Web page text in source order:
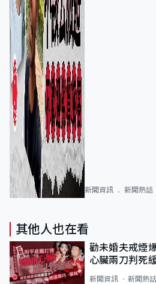
新聞資訊 新聞熱話
其他人也在看
勸未婚夫戒煙
心臟兩刀判死
新聞資訊 新聞熱話